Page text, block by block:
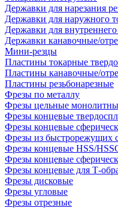
Державки для нарезания
Державки для наружного
Державки для
Державки канавочные/
Мини-резцы
Пластины токарные
Пластины канавочные/
Пластины резьбонарезные
Фрезы по металлу
Фрезы цельные
Фрезы концевые
Фрезы концевые
Фрезы из быстрорежущих
Фрезы концевые HSS/
Фрезы концевые
Фрезы концевые для Т-
Фрезы дисковые
Фрезы угловые
Фрезы отрезные